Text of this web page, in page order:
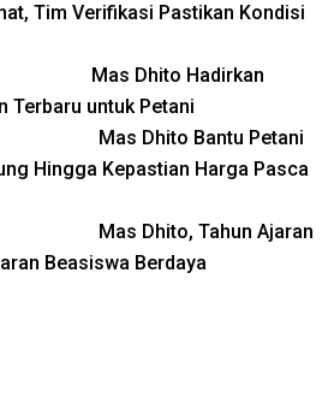
Tim Verifikasi Pastikan Kondisi
Mas Dhito Hadirkan
Terbaru untuk Petani
Mas Dhito Bantu Petani
Hingga Kepastian Harga Pasca
Mas Dhito, Tahun Ajaran
Beasiswa Berdaya